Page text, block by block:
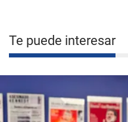
Te puede interesar